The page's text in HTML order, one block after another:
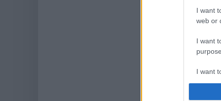
I want
web or
I want
I want
I want